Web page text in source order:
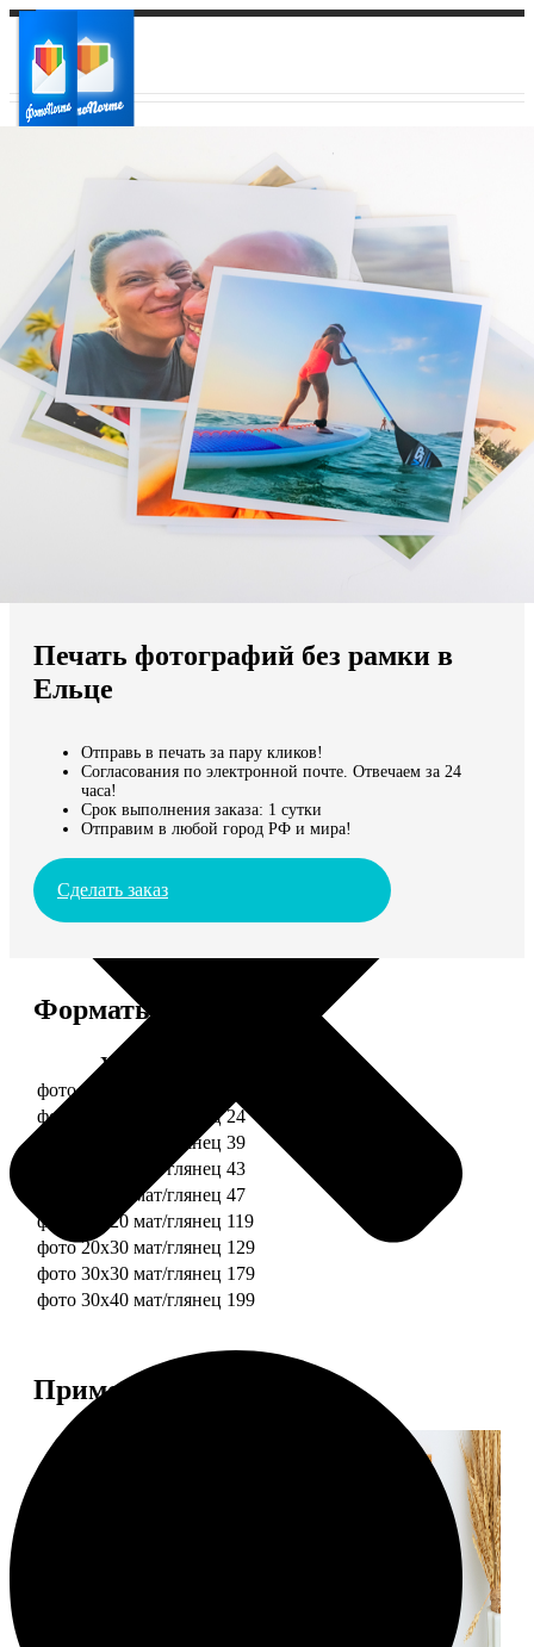
Ваш регион доставки
Выберите из списка:
Мы доставляем по всему миру
Продолжить без города
Печать фотографий без рамки в
Ельце
Отправь в печать за пару кликов!
Согласования по электронной почте. Отвечаем за 24
часа!
Срок выполнения заказа: 1 сутки
Отправим в любой город РФ и мира!
Сделать заказ
Форматы и цены
Услуга
фото 10х10 мат/глянец
фото 10х15 мат/глянец 24
фото 13х18 мат/глянец 39
фото 15х15 мат/глянец 43
фото 15х20 мат/глянец 47
фото 20х20 мат/глянец 119
фото 20х30 мат/глянец 129
фото 30х30 мат/глянец 179
фото 30х40 мат/глянец 199
Примеры работ